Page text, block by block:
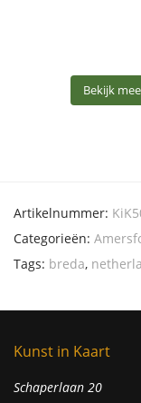
Bekijk
Artikelnummer:
Categorieën:
Tags: breda,
Kunst in Kaart
Schaperlaan 20